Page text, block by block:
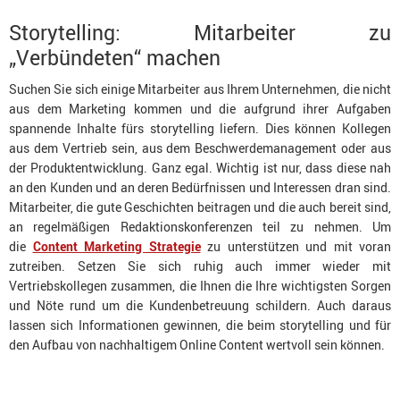
Storytelling: Mitarbeiter zu
„Verbündeten“ machen
Suchen Sie sich einige Mitarbeiter aus Ihrem Unternehmen, die nicht
aus dem Marketing kommen und die aufgrund ihrer Aufgaben
spannende Inhalte fürs storytelling liefern. Dies können Kollegen
aus dem Vertrieb sein, aus dem Beschwerdemanagement oder aus
der Produktentwicklung. Ganz egal. Wichtig ist nur, dass diese nah
an den Kunden und an deren Bedürfnissen und Interessen dran sind.
Mitarbeiter, die gute Geschichten beitragen und die auch bereit sind,
an regelmäßigen Redaktionskonferenzen teil zu nehmen. Um
die Content Marketing Strategiezu unterstützen und mit voran
zutreiben. Setzen Sie sich ruhig auch immer wieder mit
Vertriebskollegen zusammen, die Ihnen die Ihre wichtigsten Sorgen
und Nöte rund um die Kundenbetreuung schildern. Auch daraus
lassen sich Informationen gewinnen, die beim storytelling und für
den Aufbau von nachhaltigem Online Content wertvoll sein können.